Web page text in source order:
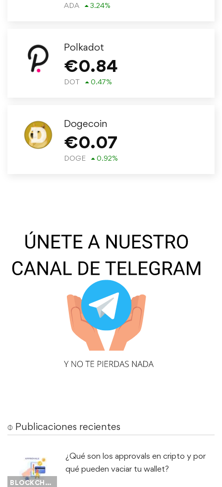
ADA 3.24%
Polkadot
€0.84
DOT 0.47%
Dogecoin
€0.07
DOGE 0.92%
⌽ Publicaciones recientes
BLOCKCHAIN
¿Qué son los approvals en cripto y por
qué pueden vaciar tu wallet?